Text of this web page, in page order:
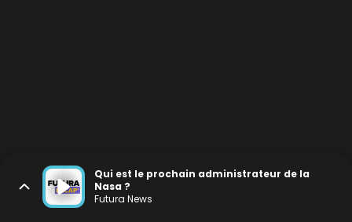
Qui est le prochain administrateur de la
Nasa ?
Futura News